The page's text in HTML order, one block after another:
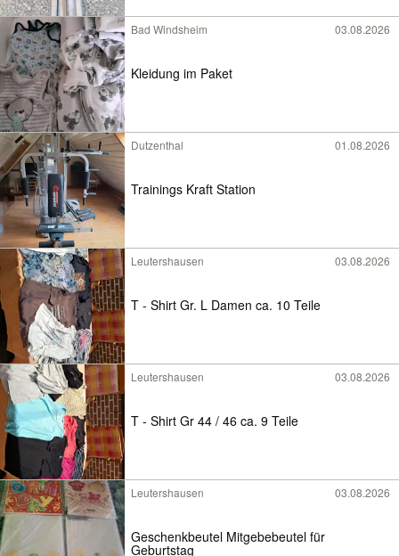
Bad Windsheim 03.08.2026
Kleidung im Paket
Dutzenthal 01.08.2026
Trainings Kraft Station
Leutershausen 03.08.2026
T - Shirt Gr. L Damen ca. 10 Teile
Leutershausen 03.08.2026
T - Shirt Gr 44 / 46 ca. 9 Teile
Leutershausen 03.08.2026
Geschenkbeutel Mitgebebeutel für
Geburtstag